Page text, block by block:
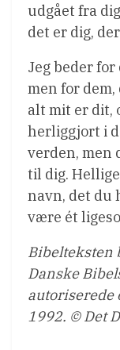
udgået fra
det er dig,
Jeg beder
men for
alt mit er dit,
herliggjort i
verden, men
til dig.
navn, det du
være ét
Bibelteksten
Danske
autoriserede
1992. © Det